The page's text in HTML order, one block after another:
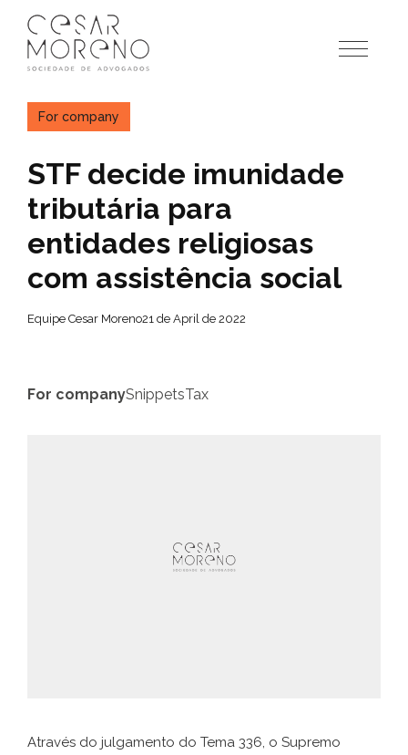
para
conteúdo
For company
STF decide imunidade
tributária para
entidades religiosas
com assistência social
Equipe Cesar Moreno21 de April de 2022
For companySnippetsTax
Através do julgamento do Tema 336, o Supremo